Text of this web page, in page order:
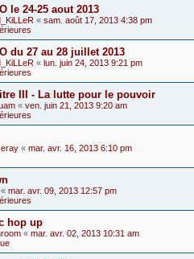
le 24-25 aout 2013
« sam. août 17, 2013 4:38 pm
du 27 au 28 juillet 2013
« lun. juin 24, 2013 9:21 pm
III - La lutte pour le pouvoir
« ven. juin 21, 2013 9:20 am
« mar. avr. 16, 2013 6:10 pm
« mar. avr. 09, 2013 12:57 pm
hop up
« mar. avr. 02, 2013 10:31 am